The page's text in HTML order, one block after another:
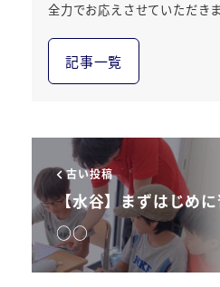
全力でお応えさせていただき
記事一覧
古い投稿
【水谷】まずはじめ
○○